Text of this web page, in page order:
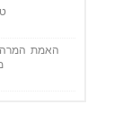
האמת המרה